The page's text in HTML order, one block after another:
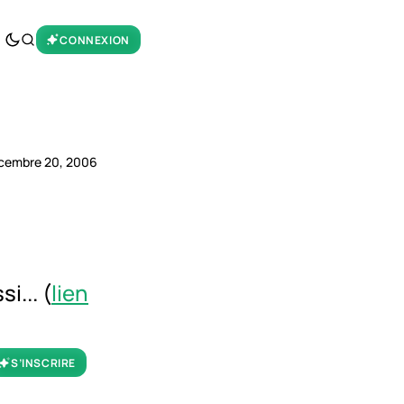
CONNEXION
20, 2006
(lien
S’INSCRIRE